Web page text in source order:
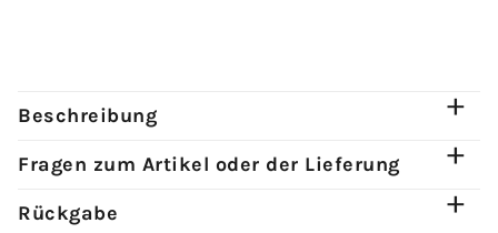
Beschreibung
Fragen zum Artikel oder der Lieferung
Rückgabe